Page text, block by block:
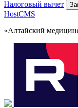
Налоговый вычет
HostCMS
«Алтайский